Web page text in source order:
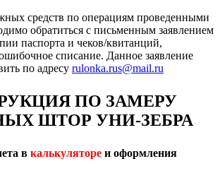
средств по операциям проведенными
обратиться с письменным заявлением
паспорта и чеков/квитанций,
списание. Данное заявление
по адресу rulonka.rus@mail.ru
ПО ЗАМЕРУ
ШТОР УНИ-ЗЕБРА
в калькуляторе и оформления